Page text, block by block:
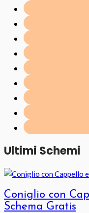
Ultimi Schemi
Coniglio con
Schema Gratis